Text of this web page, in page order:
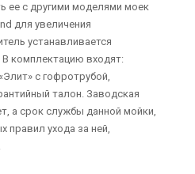
ее с другими моделями моек
для увеличения
устанавливается
комплектацию входят:
с гофротрубой,
талон. Заводская
а срок службы данной мойки,
правил ухода за ней,